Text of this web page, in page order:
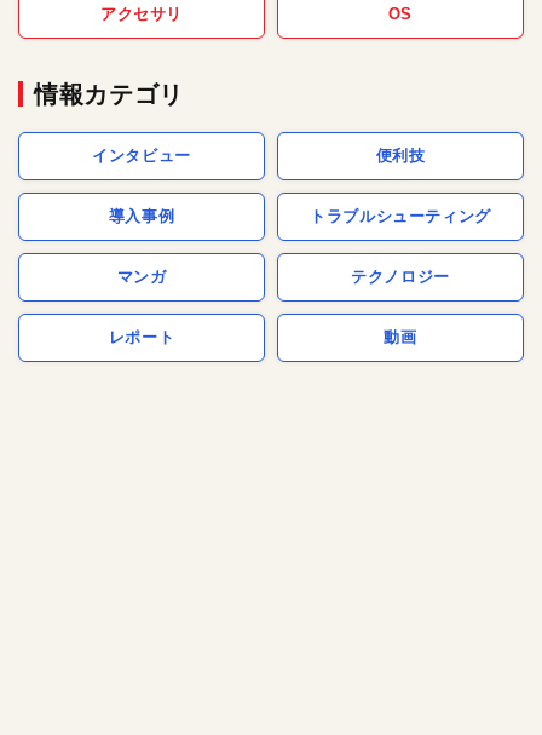
アクセサリ OS
情報カテゴリ
インタビュー 便利技
導入事例 トラブルシューティング
マンガ テクノロジー
レポート 動画